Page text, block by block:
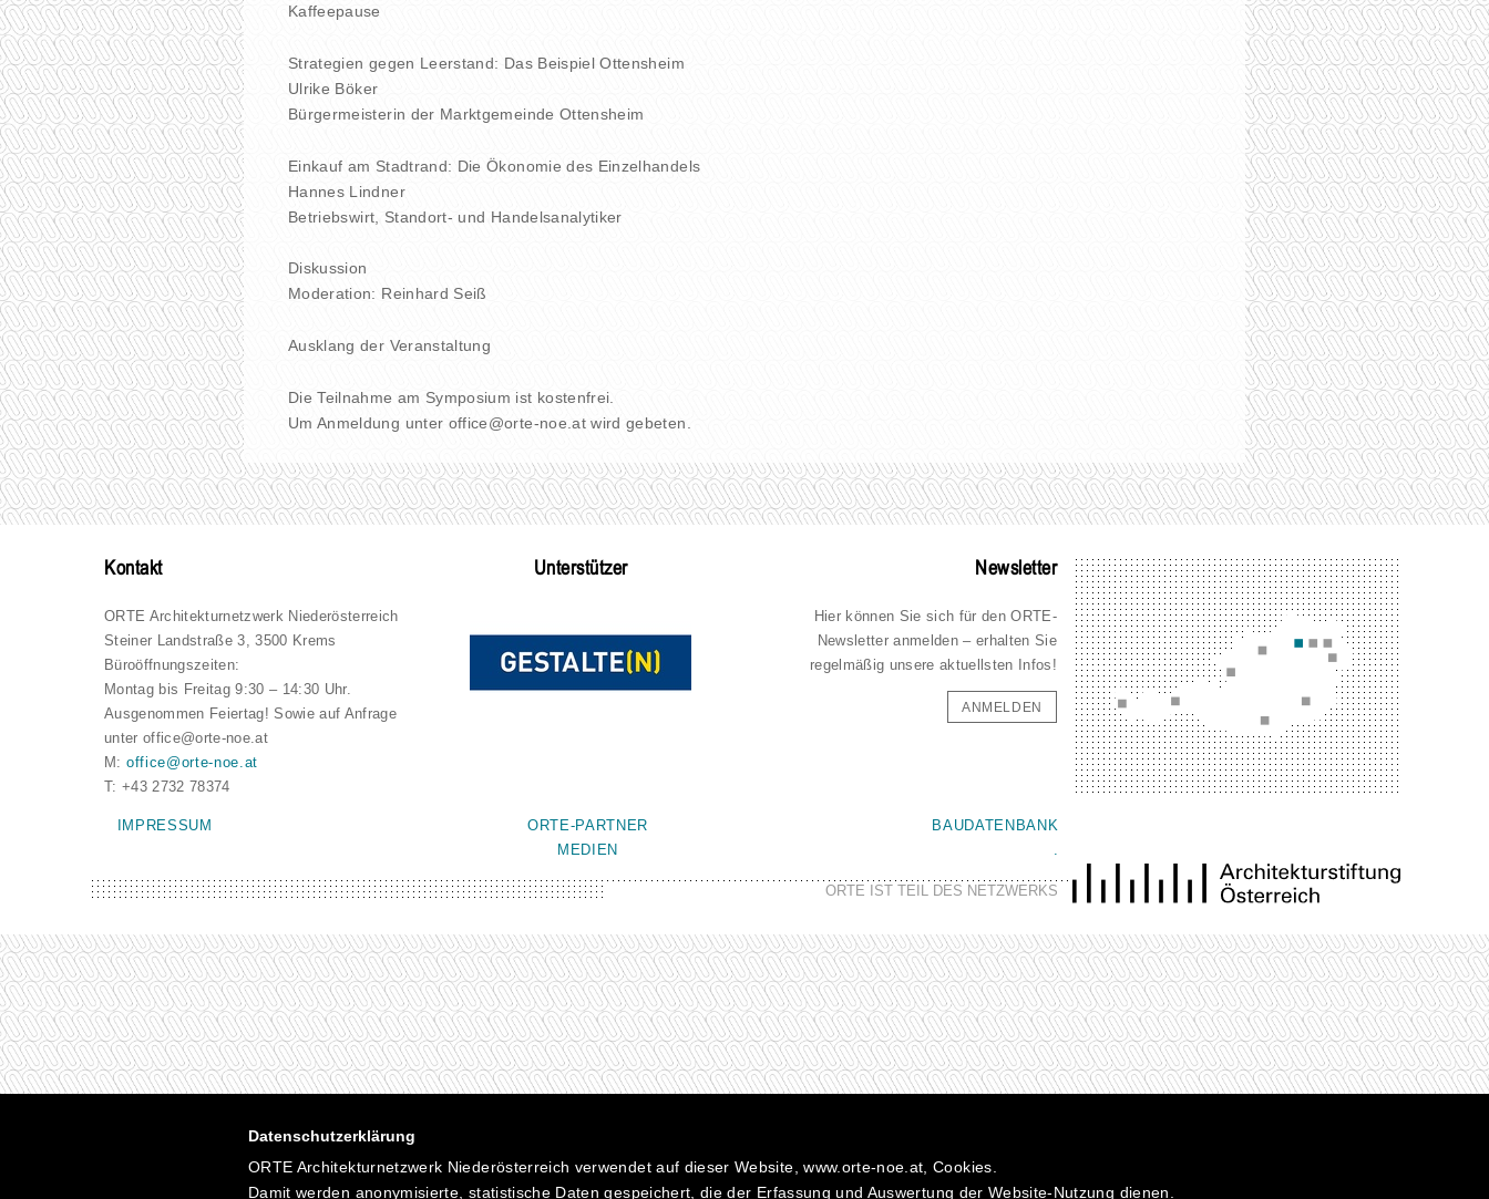
Kaffeepause
Strategien gegen Leerstand: Das Beispiel Ottensheim
Ulrike Böker
Bürgermeisterin der Marktgemeinde Ottensheim
Einkauf am Stadtrand: Die Ökonomie des Einzelhandels
Hannes Lindner
Betriebswirt, Standort- und Handelsanalytiker
Diskussion
Moderation: Reinhard Seiß
Ausklang der Veranstaltung
Die Teilnahme am Symposium ist kostenfrei.
Um Anmeldung unter office@orte-noe.at wird gebeten.
Kontakt
ORTE Architekturnetzwerk Niederösterreich
Steiner Landstraße 3, 3500 Krems
Büroöffnungszeiten:
Montag bis Freitag 9:30 – 14:30 Uhr.
Ausgenommen Feiertag! Sowie auf Anfrage
unter office@orte-noe.at
M: office@orte-noe.at
T: +43 2732 78374
Unterstützer Newsletter
Hier können Sie sich für den ORTE-
Newsletter anmelden – erhalten Sie
regelmäßig unsere aktuellsten Infos!
ANMELDEN
IMPRESSUM
ORTE-PARTNER
MEDIEN
BAUDATENBANK
.
ORTE IST TEIL DES NETZWERKS
Datenschutzerklärung
ORTE Architekturnetzwerk Niederösterreich verwendet auf dieser Website, www.orte-noe.at, Cookies.
Damit werden anonymisierte, statistische Daten gespeichert, die der Erfassung und Auswertung der Website-Nutzung dienen.